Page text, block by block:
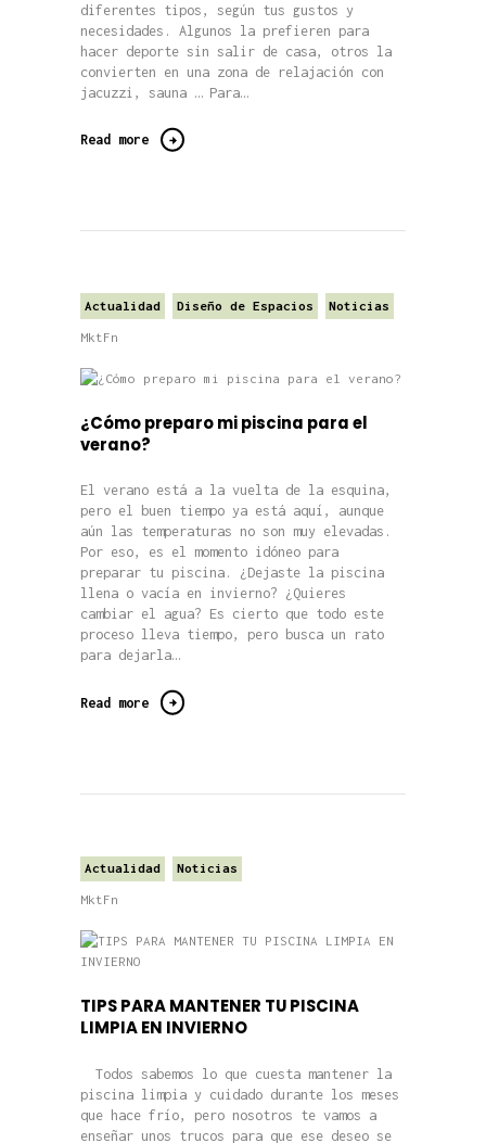
diferentes tipos, según tus gustos y
necesidades. Algunos la prefieren para
hacer deporte sin salir de casa, otros la
convierten en una zona de relajación con
jacuzzi, sauna … Para…
Read more
Actualidad Diseño de Espacios Noticias
MktFn
¿Cómo preparo mi piscina para el
verano?
El verano está a la vuelta de la esquina,
pero el buen tiempo ya está aquí, aunque
aún las temperaturas no son muy elevadas.
Por eso, es el momento idóneo para
preparar tu piscina. ¿Dejaste la piscina
llena o vacía en invierno? ¿Quieres
cambiar el agua? Es cierto que todo este
proceso lleva tiempo, pero busca un rato
para dejarla…
Read more
Actualidad Noticias
MktFn
TIPS PARA MANTENER TU PISCINA
LIMPIA EN INVIERNO
Todos sabemos lo que cuesta mantener la
piscina limpia y cuidado durante los meses
que hace frío, pero nosotros te vamos a
enseñar unos trucos para que ese deseo se